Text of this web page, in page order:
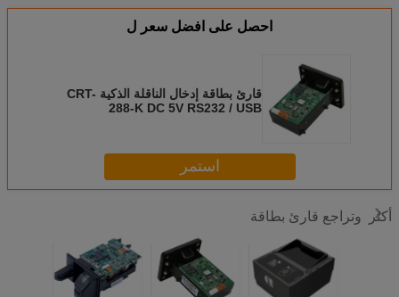
احصل على افضل سعر ل
قارئ بطاقة إدخال الناقلة الذكية CRT-
288-K DC 5V RS232 / USB
استمر
أكثر وتراجع قارئ بطاقة